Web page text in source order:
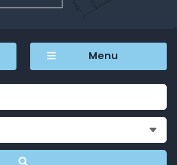
Menu